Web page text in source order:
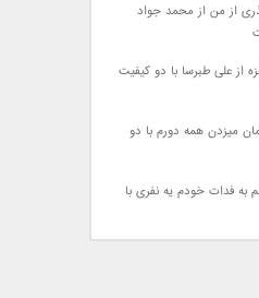
از من از محمد جواد
از علی طبرسا با دو کیفیت
میزدن همه دورم با دو
به فدات خودم یه نفری با